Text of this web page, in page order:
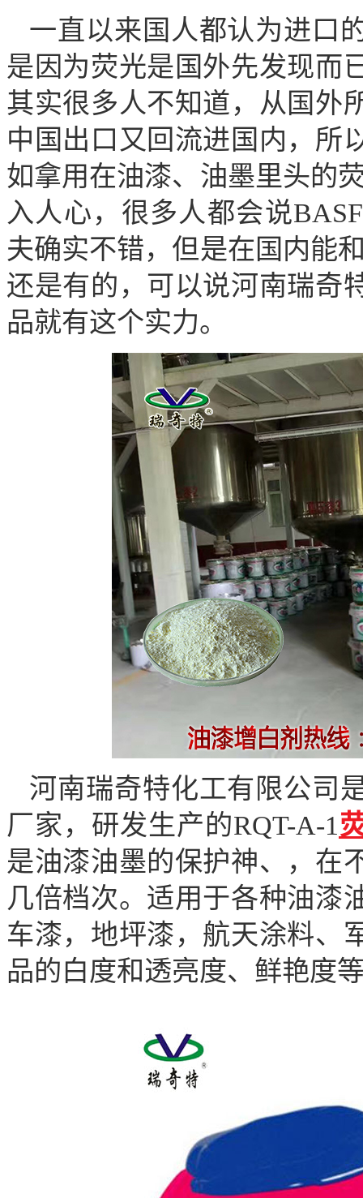
一直以来国人都认为进口
是因为荧光是国外先发现而
其实很多人不知道，从国外
中国出口又回流进国内，所
如拿用在油漆、油墨里头的
入人心，很多人都会说BASF
夫确实不错，但是在国内能
还是有的，可以说河南瑞奇
品就有这个实力。
河南瑞奇特化工有限公司
厂家，研发生产的RQT-A-1
是油漆油墨的保护神、，在
几倍档次。适用于各种油漆
车漆，地坪漆，航天涂料、
品的白度和透亮度、鲜艳度